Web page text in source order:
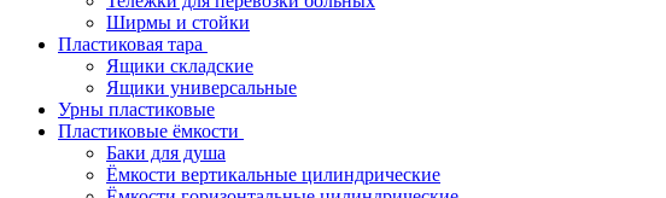
Ширмы и стойки
Пластиковая тара
Ящики складские
Ящики универсальные
Урны пластиковые
Пластиковые ёмкости
Баки для душа
Ёмкости вертикальные цилиндрические